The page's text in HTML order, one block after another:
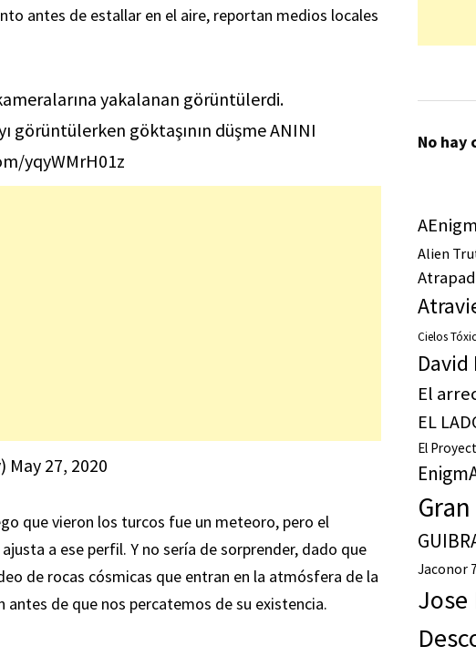
antes de estallar en el aire, reportan medios locales
yakalanan görüntülerdi.
görüntülerken göktaşının düşme ANINI
yqyWMrH01z
May 27, 2020
que vieron los turcos fue un meteoro, pero el
a ese perfil. Y no sería de sorprender, dado que
de rocas cósmicas que entran en la atmósfera de la
de que nos percatemos de su existencia.
No hay
Alien
Cielos
David
El
EL
El
Jaconor
Jose